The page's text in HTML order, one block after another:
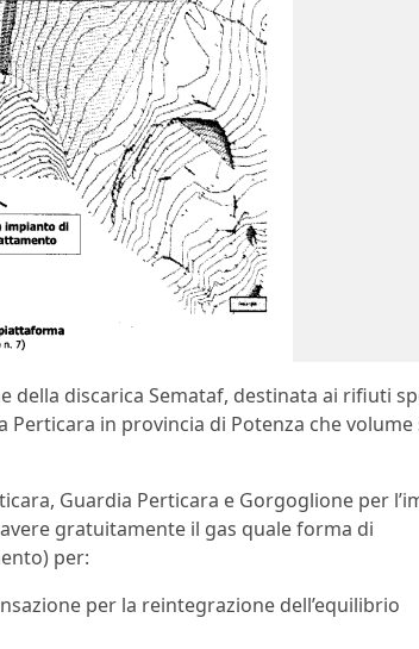
della discarica Semataf, destinata ai rifiuti
in provincia di Potenza che volume
Guardia Perticara e Gorgoglione per
gratuitamente il gas quale forma di
per:
per la reintegrazione dell’equilibrio